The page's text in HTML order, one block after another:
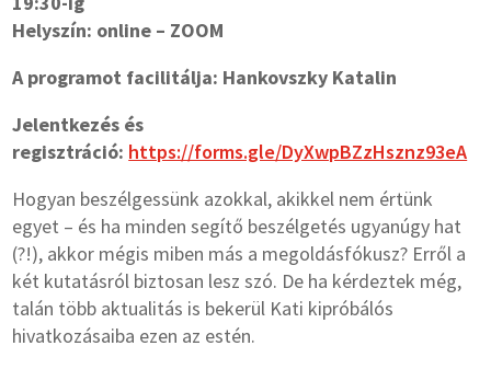
Helyszín: online – ZOOM
A programot facilitálja: Hankovszky Katalin
Jelentkezés és
regisztráció: https://forms.gle/DyXwpBZzHsznz93eA
Hogyan beszélgessünk azokkal, akikkel nem értünk
egyet – és ha minden segítő beszélgetés ugyanúgy hat
(?!), akkor mégis miben más a megoldásfókusz? Erről a
két kutatásról biztosan lesz szó. De ha kérdeztek még,
talán több aktualitás is bekerül Kati kipróbálós
hivatkozásaiba ezen az estén.